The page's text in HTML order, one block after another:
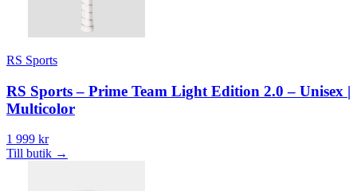
RS Sports
RS Sports – Prime Team Light Edition 2.0 – Unisex |
Multicolor
1 999 kr
Till butik →